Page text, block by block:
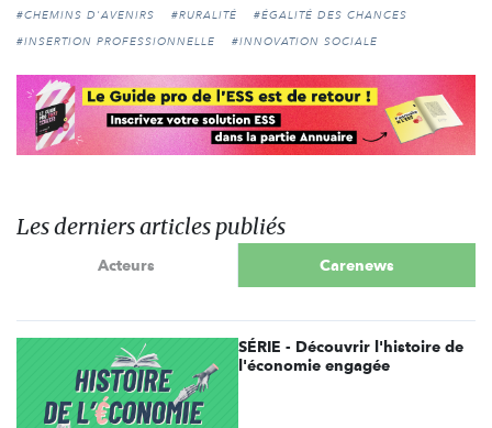
#CHEMINS D'AVENIRS #RURALITÉ
#ÉGALITÉ DES CHANCES
#INSERTION PROFESSIONNELLE
#INNOVATION SOCIALE
Les derniers articles publiés
Acteurs Carenews
SÉRIE - Découvrir l'histoire de
l'économie engagée